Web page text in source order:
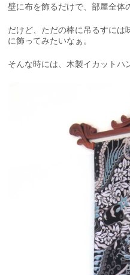
壁に布を飾るだけで、部屋全体
だけど、ただの棒に吊るすには
に飾ってみたいなぁ。
そんな時には、木製イカットハ